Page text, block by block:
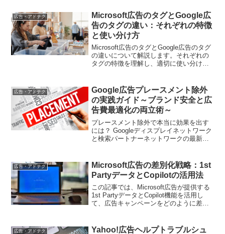
広告・アドテク
Microsoft広告のタグとGoogle広
告のタグの違い：それぞれの特徴
と使い分け方
Microsoft広告のタグとGoogle広告のタグ
の違いについて解説します。それぞれの
タグの特徴を理解し、適切に使い分ける
広告・アドテク
Google広告プレースメント除外
の実践ガイド～ブランド安全と広
告費最適化の両立術～
プレースメント除外で本当に効果を出す
には？ Googleディスプレイネットワーク
と検索パートナーネットワークの最新除
高める具体策を公開
広告・アドテク
Microsoft広告の差別化戦略：1st
PartyデータとCopilotの活用法
この記事では、Microsoft広告が提供する
1st PartyデータとCopilot機能を活用し
て、広告キャンペーンをどのように差別
活用法について詳しく説明します。
広告・アドテク
Yahoo!広告ヘルプトラブルシュ